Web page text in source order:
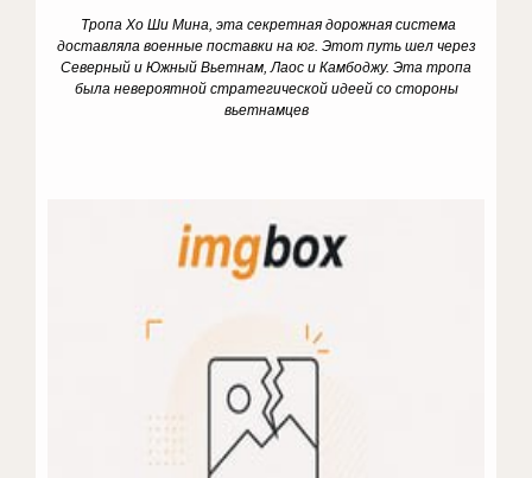
Тропа Хо Ши Мина, эта секретная дорожная система
доставляла военные поставки на юг. Этот путь шел через
Северный и Южный Вьетнам, Лаос и Камбоджу. Эта тропа
была невероятной стратегической идеей со стороны
вьетнамцев